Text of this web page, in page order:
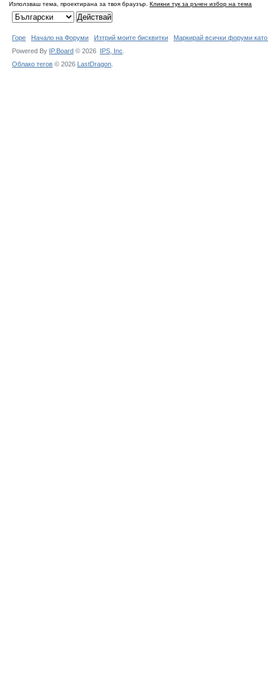
Използваш тема, проектирана за твоя браузър. Кликни тук за ръчен избор на тема
Горе Начало на Форуми Изтрий моите бисквитки
Маркирай всички форуми
Powered By IP.Board © 2026 IPS, Inc
Облако тегов © 2026 LastDragon